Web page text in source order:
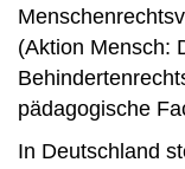
(Aktion Mensch:
pädagogische
In Deutschland